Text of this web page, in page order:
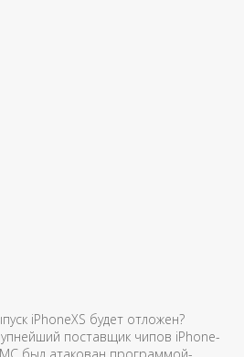
iPhoneXS будет отложен?
поставщик чипов iPhone-